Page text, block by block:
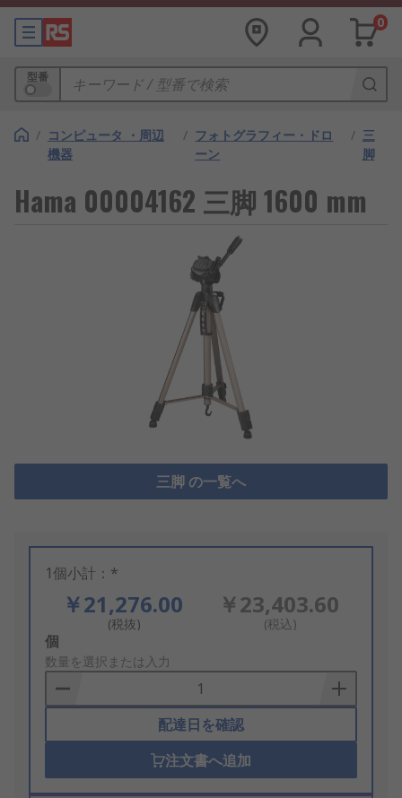
0
型番
/ コンピュータ ・周辺
機器
/ フォトグラフィー・ドロ
ーン
/ 三
脚
Hama 00004162 三脚 1600 mm
三脚 の一覧へ
1個小計：*
￥21,276.00
(税抜)
￥23,403.60
(税込)
Add
to
Basket
個
数量を選択または入力
配達日を確認
注文書へ追加